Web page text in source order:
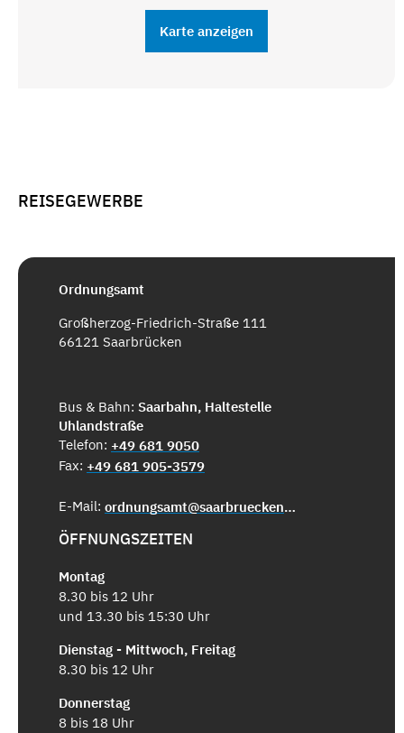
Karte anzeigen
REISEGEWERBE
Ordnungsamt
Großherzog-Friedrich-Straße 111
66121 Saarbrücken
Bus & Bahn: Saarbahn, Haltestelle
Uhlandstraße
Telefon: +49 681 9050
Fax: +49 681 905-3579
E-Mail: ordnungsamt@saarbruecken.de
ÖFFNUNGSZEITEN
Montag
8.30 bis 12 Uhr
und 13.30 bis 15:30 Uhr
Dienstag - Mittwoch, Freitag
8.30 bis 12 Uhr
Donnerstag
8 bis 18 Uhr